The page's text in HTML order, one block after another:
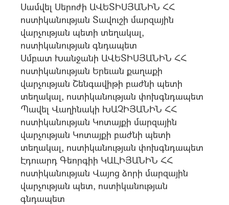
Սամվել Սերոժի ԱՎԵՏԻՍՅԱՆԻՆ ՀՀ
ոստիկանության Տավուշի մարզային
վարչության պետի տեղակալ,
ոստիկանության գնդապետ
Սմբատ Խանջանի ԱՎԵՏԻՍՅԱՆԻՆ ՀՀ
ոստիկանության Երեւան քաղաքի
վարչության Շենգավիթի բաժնի պետի
տեղակալ, ոստիկանության փոխգնդապետ
Պավել Վաղինակի ԽԱՉԻՅԱՆԻՆ ՀՀ
ոստիկանության Կոտայքի մարզային
վարչության Կոտայքի բաժնի պետի
տեղակալ, ոստիկանության փոխգնդապետ
Էդուարդ Գեորգիի ԿԱԼԻՅԱՆԻՆ ՀՀ
ոստիկանության Վայոց ձորի մարզային
վարչության պետ, ոստիկանության
գնդապետ